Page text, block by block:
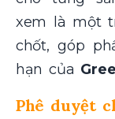
xem là một
chốt, góp
hạn của
Phê duyệt